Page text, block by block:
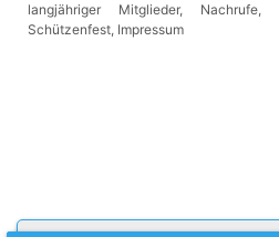
langjähriger Mitglieder, Nachrufe,
Schützenfest, Impressum